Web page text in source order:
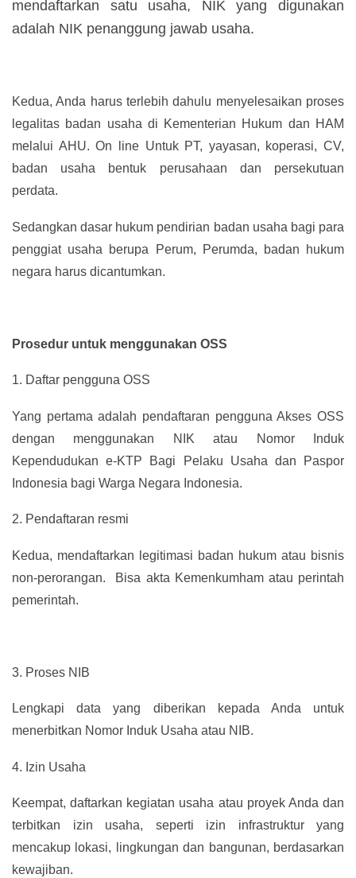
mendaftarkan satu usaha, NIK yang digunakan
adalah NIK penanggung jawab usaha.
Kedua, Anda harus terlebih dahulu menyelesaikan proses
legalitas badan usaha di Kementerian Hukum dan HAM
melalui AHU. On line Untuk PT, yayasan, koperasi, CV,
badan usaha bentuk perusahaan dan persekutuan
perdata.
Sedangkan dasar hukum pendirian badan usaha bagi para
penggiat usaha berupa Perum, Perumda, badan hukum
negara harus dicantumkan.
Prosedur untuk menggunakan OSS
1. Daftar pengguna OSS
Yang pertama adalah pendaftaran pengguna Akses OSS
dengan menggunakan NIK atau Nomor Induk
Kependudukan e-KTP Bagi Pelaku Usaha dan Paspor
Indonesia bagi Warga Negara Indonesia.
2. Pendaftaran resmi
Kedua, mendaftarkan legitimasi badan hukum atau bisnis
non-perorangan. Bisa akta Kemenkumham atau perintah
pemerintah.
3. Proses NIB
Lengkapi data yang diberikan kepada Anda untuk
menerbitkan Nomor Induk Usaha atau NIB.
4. Izin Usaha
Keempat, daftarkan kegiatan usaha atau proyek Anda dan
terbitkan izin usaha, seperti izin infrastruktur yang
mencakup lokasi, lingkungan dan bangunan, berdasarkan
kewajiban.